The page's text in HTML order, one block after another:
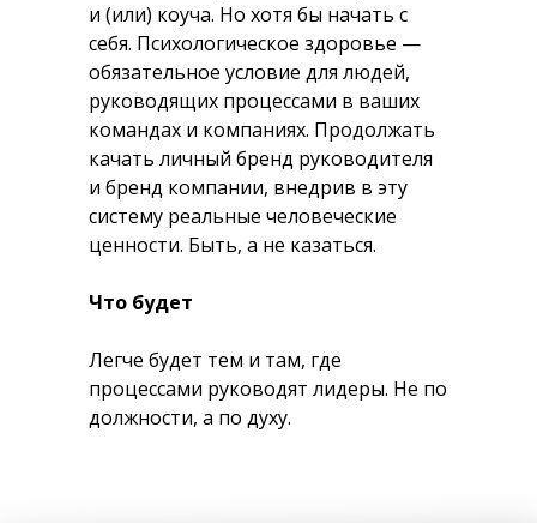
и (или) коуча. Но хотя бы начать с
себя. Психологическое здоровье —
обязательное условие для людей,
руководящих процессами в ваших
командах и компаниях. Продолжать
качать личный бренд руководителя
и бренд компании, внедрив в эту
систему реальные человеческие
ценности. Быть, а не казаться.
Что будет
Легче будет тем и там, где
процессами руководят лидеры. Не по
должности, а по духу.